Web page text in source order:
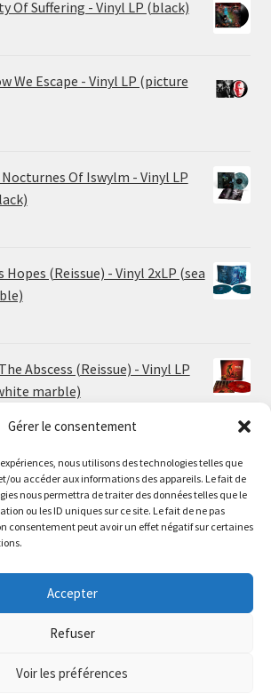
Gérer le consentement
nous utilisons des technologies telles que
ou accéder aux informations des appareils. Le fait de
nous permettra de traiter des données telles que le
ou les ID uniques sur ce site. Le fait de ne pas
consentement peut avoir un effet négatif sur certaines
Accepter
Refuser
Voir les préférences
Lyon sera fermé du 30 juillet au 17 août
seront expédiées à partir du 18
shop will be closed from july 30th to
Online orders will start shipping on
august 18th.
Of Suffering - Vinyl LP (black)
We Escape - Vinyl LP (picture
Nocturnes Of Iswylm - Vinyl LP
€
Hopes (Reissue) - Vinyl 2xLP (sea
Abscess (Reissue) - Vinyl LP
marble)
(Reissue) - Vinyl LP (swamp